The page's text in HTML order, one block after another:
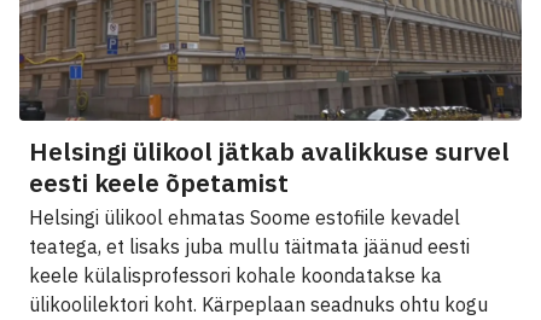
Helsingi ülikool jätkab avalikkuse survel
eesti keele õpetamist
Helsingi ülikool ehmatas Soome estofiile kevadel
teatega, et lisaks juba mullu täitmata jäänud eesti
keele külalisprofessori kohale koondatakse ka
ülikoolilektori koht. Kärpeplaan seadnuks ohtu kogu